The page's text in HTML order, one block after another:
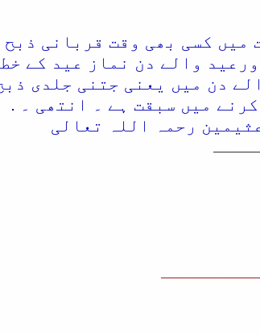
کسی بھی وقت قربانی ذبح
والے دن نماز عید کے
دن میں یعنی جتنی جلدی
میں سبقت ہے ۔ انتھی ۔ .
رحمہ اللہ تعالی